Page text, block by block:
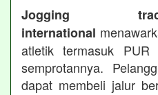
Jogging
international
atletik termasuk
semprotannya.
dapat membeli jalur